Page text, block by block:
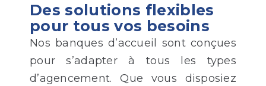
Des solutions flexibles
pour tous vos besoins
Nos banques d’accueil sont conçues
pour s’adapter à tous les types
d’agencement. Que vous disposiez